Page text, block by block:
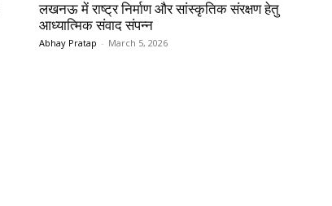
लखनऊ में राष्ट्र निर्माण और सांस्कृतिक संरक्षण हेतु
आध्यात्मिक संवाद संपन्न
Abhay Pratap - March 5, 2026